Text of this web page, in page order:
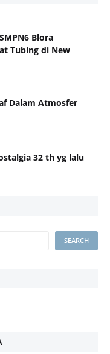
Blora
Tubing di New
Dalam Atmosfer
32 th yg lalu